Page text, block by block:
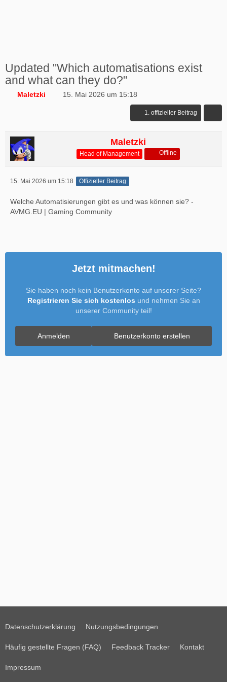
Updated "Which automatisations exist
and what can they do?"
Maletzki 15. Mai 2026 um 15:18
1. offizieller Beitrag
Maletzki
Head of Management Offline
15. Mai 2026 um 15:18 Offizieller Beitrag
Welche Automatisierungen gibt es und was können sie? -
AVMG.EU | Gaming Community
Jetzt mitmachen!
Sie haben noch kein Benutzerkonto auf unserer Seite?
Registrieren Sie sich kostenlos und nehmen Sie an
unserer Community teil!
Benutzerkonto erstellen
Anmelden
Datenschutzerklärung Nutzungsbedingungen
Häufig gestellte Fragen (FAQ) Feedback Tracker Kontakt
Impressum